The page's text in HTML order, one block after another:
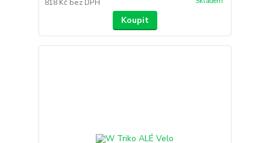
818 Kč bez DPH
Koupit